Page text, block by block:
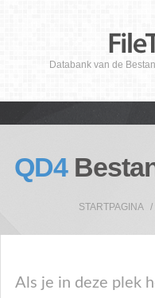
Databank van de
QD4
STARTPAGINA
Als je in deze plek